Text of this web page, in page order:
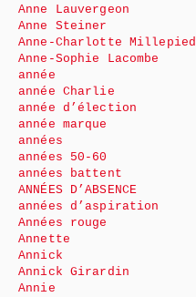
Anne Lauvergeon
Anne Steiner
Anne-Charlotte Millepied
Anne-Sophie Lacombe
année
année Charlie
année d’élection
année marque
années
années 50-60
années battent
ANNÉES D’ABSENCE
années d’aspiration
Années rouge
Annette
Annick
Annick Girardin
Annie